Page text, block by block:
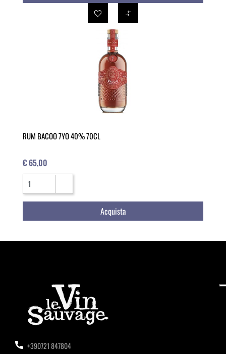
RUM BACOO 7YO 40% 70CL
€ 65,00
Quantità
Acquista
+390721 847804